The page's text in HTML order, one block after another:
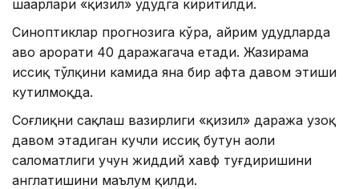
шаҳарлари «қизил» ҳудудга киритилди.
Синоптиклар прогнозига кўра, айрим ҳудудларда
ҳаво ҳарорати 40 даражагача етади. Жазирама
иссиқ тўлқини камида яна бир ҳафта давом этиши
кутилмоқда.
Соғлиқни сақлаш вазирлиги «қизил» даража узоқ
давом этадиган кучли иссиқ бутун аҳоли
саломатлиги учун жиддий хавф туғдиришини
англатишини маълум қилди.